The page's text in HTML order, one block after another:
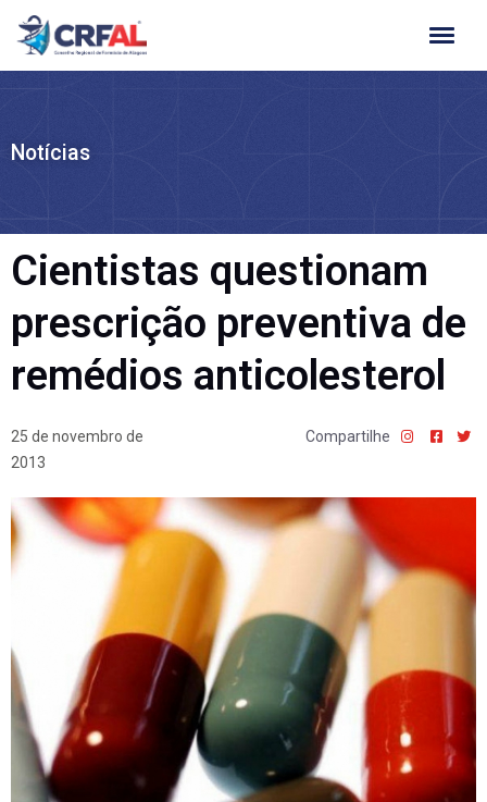
Ir
para
Notícias
Cientistas questionam
prescrição preventiva de
remédios anticolesterol
25 de novembro de
2013
Compartilhe